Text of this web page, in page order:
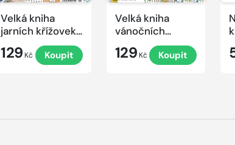
Velká kniha
jarních křížovek
129 Kč Koupit
Velká kniha
vánočních
křížovek 2025
129 Kč Koupit